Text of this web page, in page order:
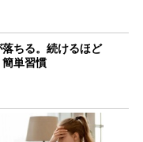
ちる。続けるほど
簡単習慣